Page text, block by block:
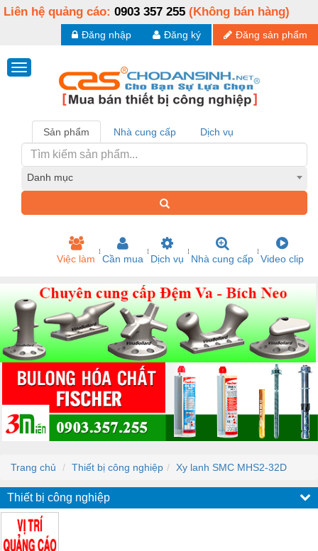
Liên hệ quảng cáo: 0903 357 255 (Không bán hàng)
Đăng sản phẩm
Đăng ký
Đăng nhập
Sản phẩm Nhà cung cấp Dịch vụ
Danh mục
Việc làm Cần mua Dịch vụ Nhà cung cấp Video clip
Trang chủ Thiết bị công nghiệp Xy lanh SMC MHS2-32D
Thiết bị công nghiệp